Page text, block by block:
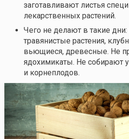
заготавливают листья
лекарственных растений.
Чего не делают в такие
травянистые растения,
вьющиеся, древесные. Не
ядохимикаты. Не собирают
и корнеплодов.